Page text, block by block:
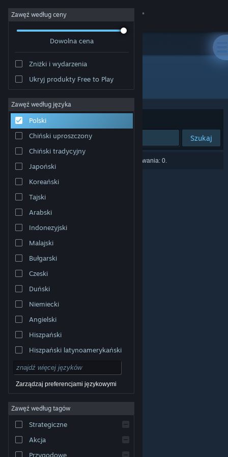
Zaloguj się
Społeczność
Informacje
Wsparcie
Zmień język
Pobierz aplikację mobilną Steam
Wersja przeglądarkowa
© Valve Corporation. Wszelkie prawa zastrzeżone.
właścicieli w Stanach Zjednoczonych i innych krajach.
dostępu
Umowa użytkownika Steam
pieniędzy |Ciasteczka
Zawęź według ceny
Dowolna cena
Zniżki i wydarzenia
Ukryj produkty Free to Play
Zawęź według języka
Polski
Chiński uproszczony
Chiński tradycyjny
Japoński
Koreański
Tajski
Arabski
Indonezyjski
Malajski
Bułgarski
Czeski
Duński
Niemiecki
Angielski
Hiszpański
Hiszpański latynoamerykański
Zarządzaj preferencjami językowymi
Zawęź według tagów
Strategiczne
Akcja
Przygodowe
"Joe LoCicero"
Sortuj według:
Szukaj
Liczba wyników pasujących do twojego wyszukiwania: 0.